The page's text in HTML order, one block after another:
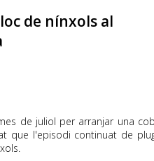
de nínxols al
de juliol per arranjar una
que l'episodi continuat de